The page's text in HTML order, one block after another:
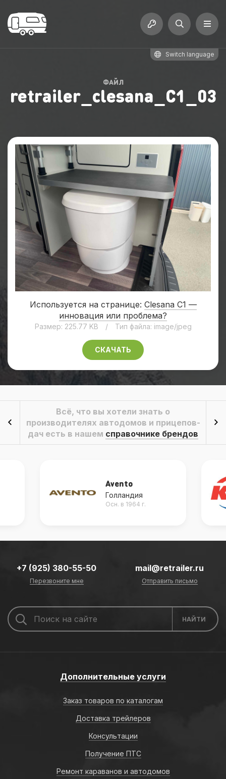
Switch language
ФАЙЛ
retrailer_clesana_C1_03
Используется на странице: Clesana C1 —
инновация или проблема?
Размер: 225.77 KB / Тип файла: image/jpeg
СКАЧАТЬ
Всё, что вы хотели знать о
производителях автодомов и прицепов-
дач есть в нашем справочнике брендов
Avento
Голландия
Осн. в 1964 г.
+7 (925) 380-55-50
Перезвоните мне
mail@retrailer.ru
Отправить письмо
Дополнительные услуги
Заказ товаров по каталогам
Доставка трейлеров
Консультации
Получение ПТС
Ремонт караванов и автодомов